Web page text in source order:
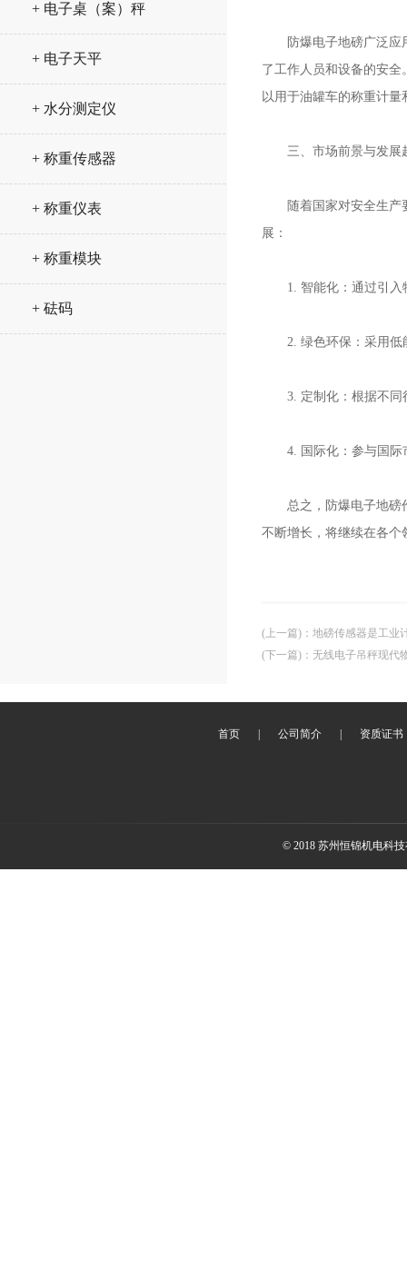
+ 电子桌（案）秤
+ 电子天平
+ 水分测定仪
+ 称重传感器
+ 称重仪表
+ 称重模块
+ 砝码
防爆电子地磅广泛应用
了工作人员和设备的安
以用于油罐车的称重计
三、市场前景与发展
随着国家对安全生产要
展：
1. 智能化：通过引入物
2. 绿色环保：采用低能
3. 定制化：根据不同行
4. 国际化：参与国际市
总之，防爆电子地磅作
不断增长，将继续在各个
(上一篇) ： 地磅传感器是工业
(下一篇) ： 无线电子吊秤现代
首页 公司简介 资质证书
© 2018 苏州恒锦机电科